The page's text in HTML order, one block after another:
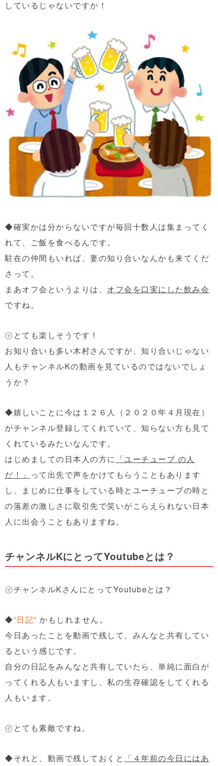
しているじゃないですか！
◆確実かは分からないですが毎回十数人は集まってく
れて、ご飯を食べるんです。
駐在の仲間もいれば、妻の知り合いなんかも来てくだ
さって。
まあオフ会というよりは、 オフ会を口実にした飲み会
ですね。
㋑とても楽しそうです！
お知り合いも多い木村さんですが、知り合いじゃない
人もチャンネルKの動画を見ているのではないでしょ
うか？
◆嬉しいことに今は１２６人（２０２０年４月現在）
がチャンネル登録してくれていて、知らない方も見て
くれているみたいなんです。
はじめましての日本人の方に 「ユーチューブ の人
だ！」 って出先で声をかけてもらうこともあります
し、まじめに仕事をしている時とユーチューブの時と
の落差の激しさに取引先で笑いがこらえられない日本
人に出会うこともありますね。
チャンネルKにとってYoutubeとは？
㋑チャンネルKさんにとってYoutubeとは？
◆”日記” かもしれません。
今日あったことを動画で残して、みんなと共有してい
るという感じです。
自分の日記をみんなと共有していたら、単純に面白が
ってくれる人もいますし、私の生存確認をしてくれる
人もいます。
㋑とても素敵ですね。
◆それと、動画で残しておくと 「４年前の今日にはあ